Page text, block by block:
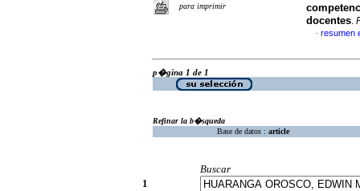
para imprimir
docentes.
· resumen
p�gina 1 de 1
Refinar la b�squeda
Base de datos : article
Buscar
1